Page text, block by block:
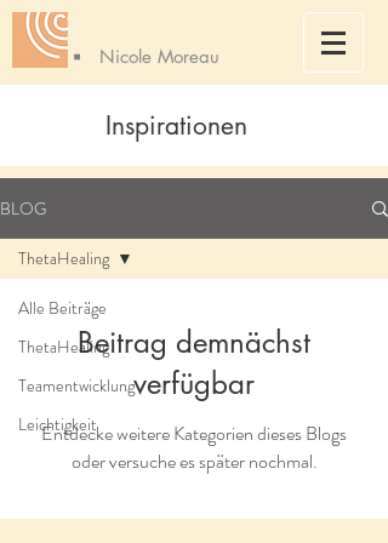
Nicole Moreau
Inspirationen
BLOG
Alle Beiträge
ThetaHealing
Teamentwicklung
Leichtigkeit
ThetaHealing
Beitrag demnächst
verfügbar
Entdecke weitere Kategorien dieses Blogs
oder versuche es später nochmal.